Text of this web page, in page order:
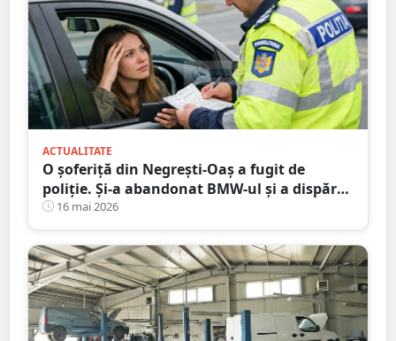
ACTUALITATE
O șoferiță din Negrești-Oaș a fugit de
poliție. Și-a abandonat BMW-ul și a dispărut
printre blocuri
16 mai 2026